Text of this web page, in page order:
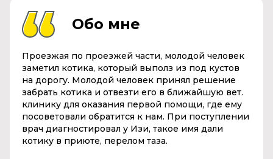
Обо мне
Проезжая по проезжей части, молодой человек
заметил котика, который выполз из под кустов
на дорогу. Молодой человек принял решение
забрать котика и отвезти его в ближайшую вет.
клинику для оказания первой помощи, где ему
посоветовали обратится к нам. При поступлении
врач диагностировал у Изи, такое имя дали
котику в приюте, перелом таза.